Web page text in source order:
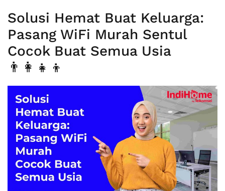
Solusi Hemat Buat Keluarga:
Pasang WiFi Murah Sentul
Cocok Buat Semua Usia
👨‍👩‍👧‍👦